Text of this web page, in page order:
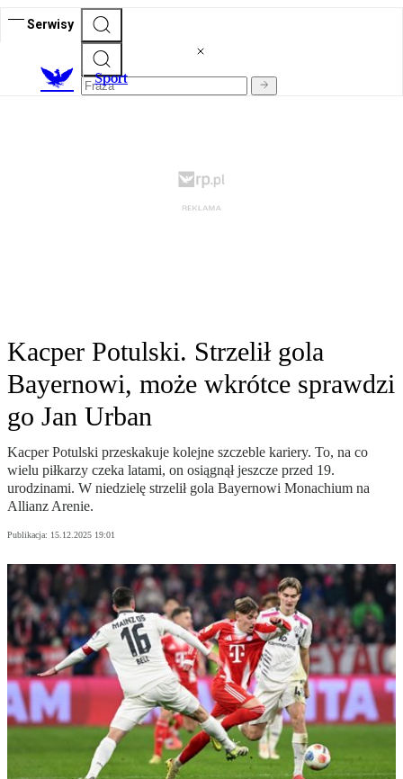
Serwisy
Sport
Kacper Potulski. Strzelił gola
Bayernowi, może wkrótce sprawdzi
go Jan Urban
Kacper Potulski przeskakuje kolejne szczeble kariery. To, na co
wielu piłkarzy czeka latami, on osiągnął jeszcze przed 19.
urodzinami. W niedzielę strzelił gola Bayernowi Monachium na
Allianz Arenie.
Publikacja: 15.12.2025 19:01